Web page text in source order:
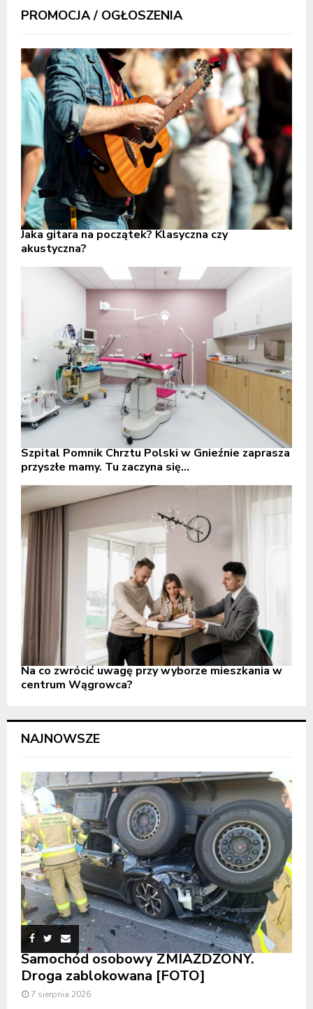
PROMOCJA / OGŁOSZENIA
Jaka gitara na początek? Klasyczna czy
akustyczna?
Szpital Pomnik Chrztu Polski w Gnieźnie zaprasza
przyszłe mamy. Tu zaczyna się...
Na co zwrócić uwagę przy wyborze mieszkania w
centrum Wągrowca?
NAJNOWSZE
Samochód osobowy ZMIAŻDŻONY.
Droga zablokowana [FOTO]
7 sierpnia 2026